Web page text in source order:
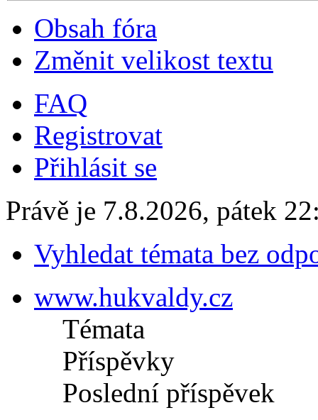
Obsah fóra
Změnit velikost textu
FAQ
Registrovat
Přihlásit se
Právě je 7.8.2026, pátek
Vyhledat témata bez
www.hukvaldy.cz
Témata
Příspěvky
Poslední příspěvek